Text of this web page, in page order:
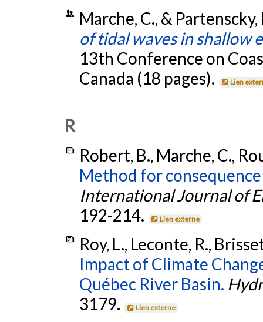
Marche, C., &
of tidal waves in shallow
13th Conference on
Canada (18 pages).
Lien
R
Robert, B., Marche, C.,
Method for
International Journal of
192-214.
Lien externe
Roy, L., Leconte, R.,
Impact of Climate
Québec River Basin.
3179.
Lien externe